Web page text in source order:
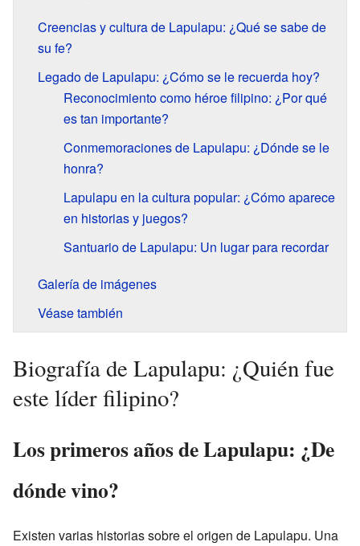
Creencias y cultura de Lapulapu: ¿Qué se sabe de
su fe?
Legado de Lapulapu: ¿Cómo se le recuerda hoy?
Reconocimiento como héroe filipino: ¿Por qué
es tan importante?
Conmemoraciones de Lapulapu: ¿Dónde se le
honra?
Lapulapu en la cultura popular: ¿Cómo aparece
en historias y juegos?
Santuario de Lapulapu: Un lugar para recordar
Galería de imágenes
Véase también
Biografía de Lapulapu: ¿Quién fue
este líder filipino?
Los primeros años de Lapulapu: ¿De
dónde vino?
Existen varias historias sobre el origen de Lapulapu. Una